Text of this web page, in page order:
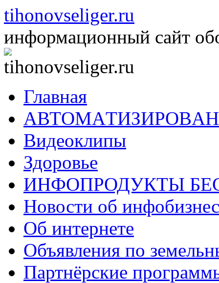
Перейти
к
содержимому
tihonovseliger.ru
информационный сайт
Главная
Видеоклипы
Здоровье
ИНФОПРОДУКТЫ
Новости об
Об интернете
Объявления по
Партнёрские